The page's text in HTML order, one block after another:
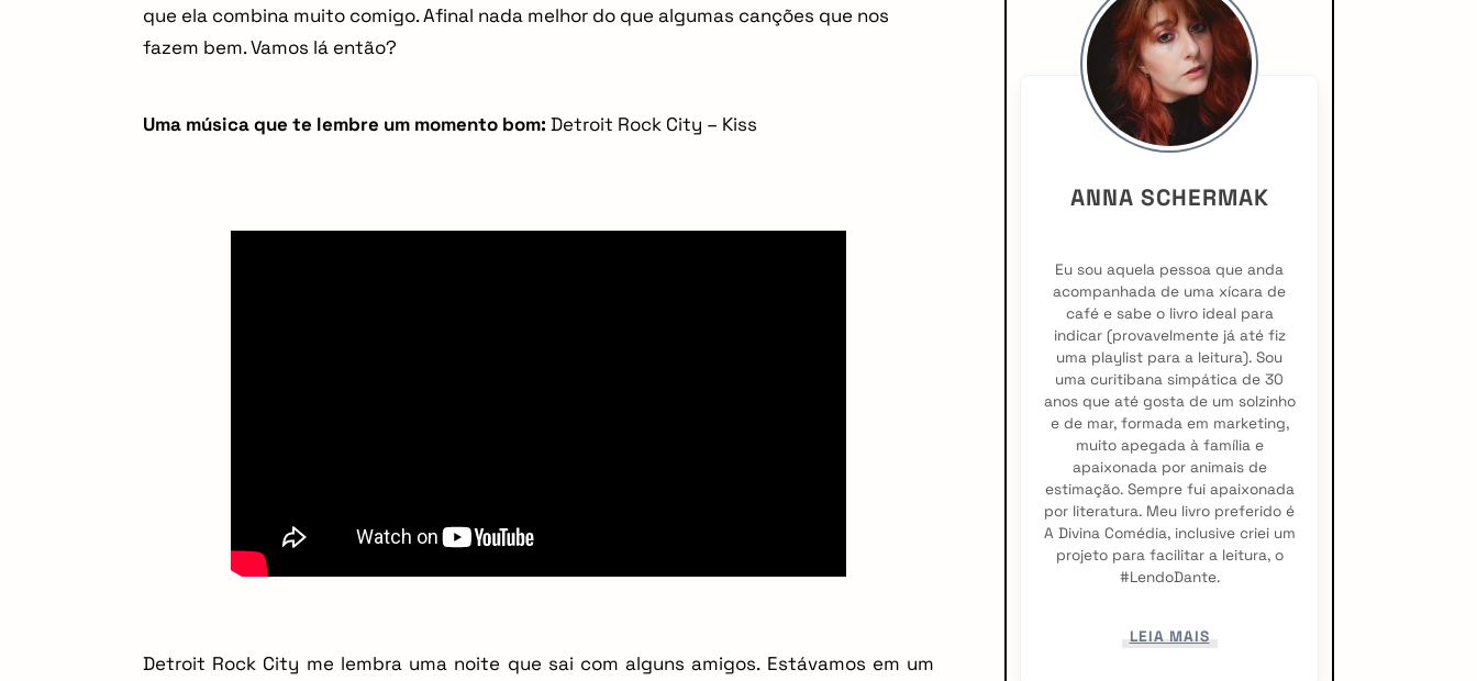
que ela combina muito comigo. Afinal nada melhor do que algumas canções que nos
fazem bem. Vamos lá então?
Uma música que te lembre um momento bom: Detroit Rock City – Kiss
Detroit Rock City me lembra uma noite que sai com alguns amigos. Estávamos em um
ANNA SCHERMAK
Eu sou aquela pessoa que anda
acompanhada de uma xícara de
café e sabe o livro ideal para
indicar (provavelmente já até fiz
uma playlist para a leitura). Sou
uma curitibana simpática de 30
anos que até gosta de um solzinho
e de mar, formada em marketing,
muito apegada à família e
apaixonada por animais de
estimação. Sempre fui apaixonada
por literatura. Meu livro preferido é
A Divina Comédia, inclusive criei um
projeto para facilitar a leitura, o
#LendoDante.
LEIA MAIS